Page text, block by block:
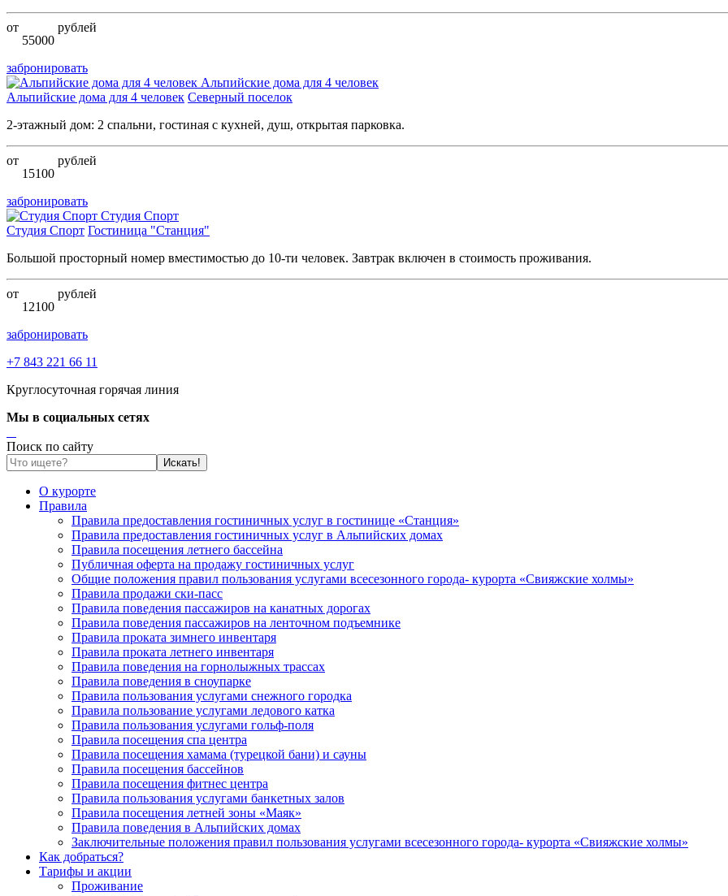
от
55000
рублей
забронировать
Альпийские дома для 4 человек
Альпийские дома для 4 человек Северный поселок
2-этажный дом: 2 спальни, гостиная с кухней, душ, открытая парковка.
от
15100
рублей
забронировать
Студия Спорт
Студия Спорт Гостиница "Станция"
Большой просторный номер вместимостью до 10-ти человек. Завтрак включен в стоимость проживания.
от
12100
рублей
забронировать
+7 843 221 66 11
Круглосуточная горячая линия
Мы в социальных сетях
Поиск по сайту
О курорте
Правила
Правила предоставления гостиничных услуг в гостинице «Станция»
Правила предоставления гостиничных услуг в Альпийских домах
Правила посещения летнего бассейна
Публичная оферта на продажу гостиничных услуг
Общие положения правил пользования услугами всесезонного города- курорта «Свияжские холмы»
Правила продажи ски-пасс
Правила поведения пассажиров на канатных дорогах
Правила поведения пассажиров на ленточном подъемнике
Правила проката зимнего инвентаря
Правила проката летнего инвентаря
Правила поведения на горнолыжных трассах
Правила поведения в сноупарке
Правила пользования услугами снежного городка
Правила пользование услугами ледового катка
Правила пользования услугами гольф-поля
Правила посещения спа центра
Правила посещения хамама (турецкой бани) и сауны
Правила посещения бассейнов
Правила посещения фитнес центра
Правила пользования услугами банкетных залов
Правила посещения летней зоны «Маяк»
Правила поведения в Альпийских домах
Заключительные положения правил пользования услугами всесезонного города- курорта «Свияжские холмы»
Как добраться?
Тарифы и акции
Проживание